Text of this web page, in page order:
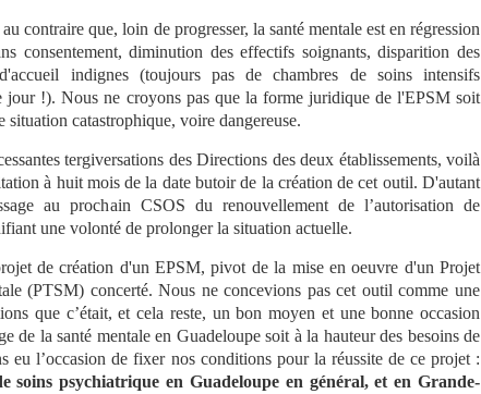
contraire que, loin de progresser, la santé mentale est en régression
consentement, diminution des effectifs soignants, disparition des
indignes (toujours pas de chambres de soins intensifs
jour !). Nous ne croyons pas que la forme juridique de l'EPSM soit
situation catastrophique, voire dangereuse.
tergiversations des Directions des deux établissements, voilà
à huit mois de la date butoir de la création de cet outil. D'autant
au prochain CSOS du renouvellement de l’autorisation de
une volonté de prolonger la situation actuelle.
de création d'un EPSM, pivot de la mise en oeuvre d'un Projet
(PTSM) concerté. Nous ne concevions pas cet outil comme une
que c’était, et cela reste, un bon moyen et une bonne occasion
de la santé mentale en Guadeloupe soit à la hauteur des besoins de
eu l’occasion de fixer nos conditions pour la réussite de ce projet :
soins psychiatrique en Guadeloupe en général, et en Grande-